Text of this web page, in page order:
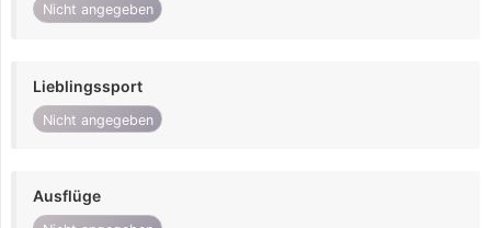
Nicht angegeben
Lieblingssport
Nicht angegeben
Ausflüge